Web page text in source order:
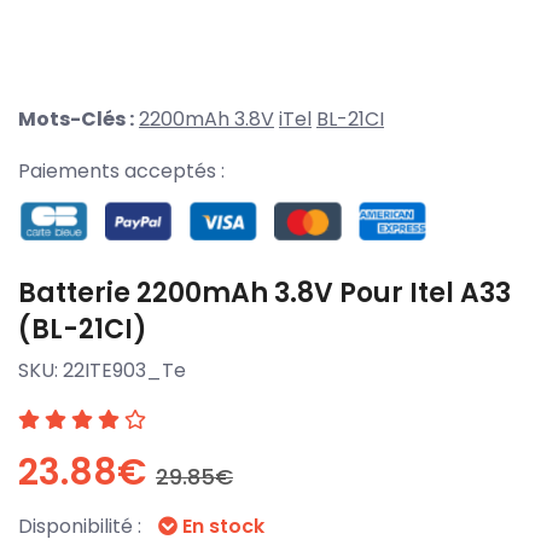
Mots-Clés :2200mAh 3.8ViTel BL-21CI
Paiements acceptés :
Batterie 2200mAh 3.8V Pour Itel A33
(BL-21CI)
SKU: 22ITE903_Te
23.88€ 29.85€
Disponibilité : En stock